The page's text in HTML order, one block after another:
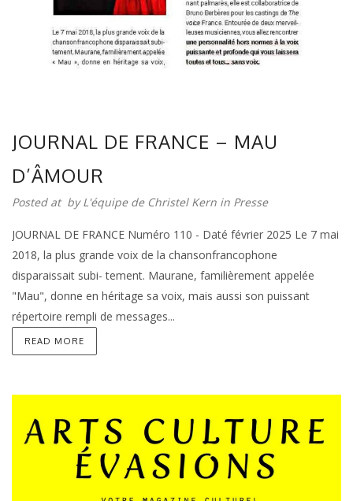
JOURNAL DE FRANCE – MAU
D’ÂMOUR
Posted at byL'équipe de Christel Kern in Presse
JOURNAL DE FRANCE Numéro 110 - Daté février 2025 Le 7 mai
2018, la plus grande voix de la chansonfrancophone
disparaissait subi- tement. Maurane, familièrement appelée
"Mau", donne en héritage sa voix, mais aussi son puissant
répertoire rempli de messages...
READ MORE